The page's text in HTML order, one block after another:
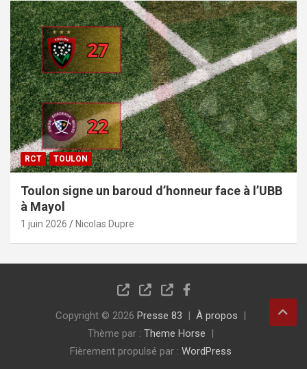
RCT TOULON
Toulon signe un baroud d’honneur face à l’UBB
à Mayol
1 juin 2026 Nicolas Dupre
Copyright © 2026 Presse 83
À propos
Thème par : Theme Horse
Fièrement propulsé par : WordPress